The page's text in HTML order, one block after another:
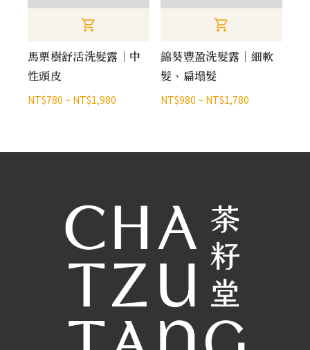
馬栗樹舒活洗髮露｜中
性頭皮
NT$780 ~ NT$1,980
錦葵豐盈洗髮露｜細軟
髮、扁塌髮
NT$980 ~ NT$1,780